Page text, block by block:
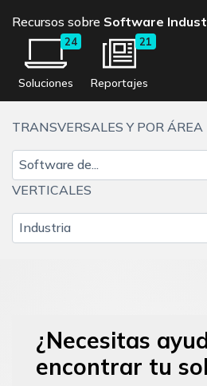
Recursos sobre Software
24
Soluciones
21
Reportajes
TRANSVERSALES Y POR ÁREA
Software de...
VERTICALES
Industria
¿Necesitas
encontrar tu